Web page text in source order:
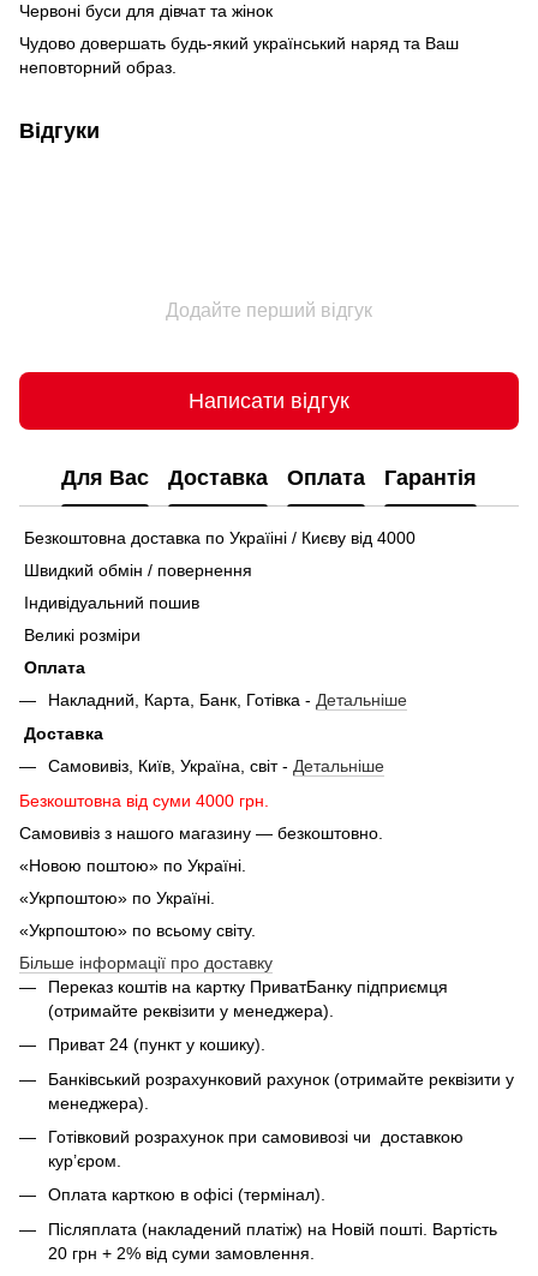
Червоні буси для дівчат та жінок
Чудово довершать будь-який український наряд та Ваш
неповторний образ.
Відгуки
Додайте перший відгук
Написати відгук
Для Вас Доставка Оплата Гарантія
Безкоштовна доставка по Україіні / Києву від 4000
Швидкий обмін / повернення
Індивідуальний пошив
Великі розміри
Оплата
Накладний, Карта, Банк, Готівка - Детальніше
Доставка
Самовивіз, Київ, Україна, світ - Детальніше
Безкоштовна від суми 4000 грн.
Самовивіз з нашого магазину — безкоштовно.
«Новою поштою» по Україні.
«Укрпоштою» по Україні.
«Укрпоштою» по всьому світу.
Більше інформації про доставку
Переказ коштів на картку ПриватБанку підприємця
(отримайте реквізити у менеджера).
Приват 24 (пункт у кошику).
Банківський розрахунковий рахунок (отримайте реквізити у
менеджера).
Готівковий розрахунок при самовивозі чи доставкою
кур’єром.
Оплата карткою в офісі (термінал).
Післяплата (накладений платіж) на Новій пошті. Вартість
20 грн + 2% від суми замовлення.